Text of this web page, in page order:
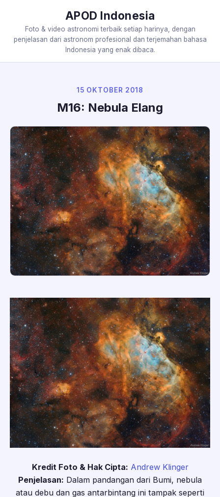
APOD Indonesia
Foto & video astronomi terbaik setiap harinya, dengan
penjelasan dari astronom profesional dan terjemahan bahasa
Indonesia yang enak dibaca.
15 OKTOBER 2018
M16: Nebula Elang
Kredit Foto & Hak Cipta: Andrew Klinger
Penjelasan: Dalam pandangan dari Bumi, nebula
atau debu dan gas antarbintang ini tampak seperti